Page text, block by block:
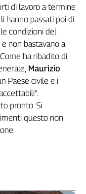
di lavoro a termine
hanno passati poi di
condizioni del
non bastavano a
ha ribadito di
Maurizio
Paese civile e i
pronto. Si
questo non